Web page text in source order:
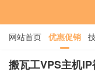
网站首页 优惠促销
全站标签 广告位
搬瓦工VPS主机